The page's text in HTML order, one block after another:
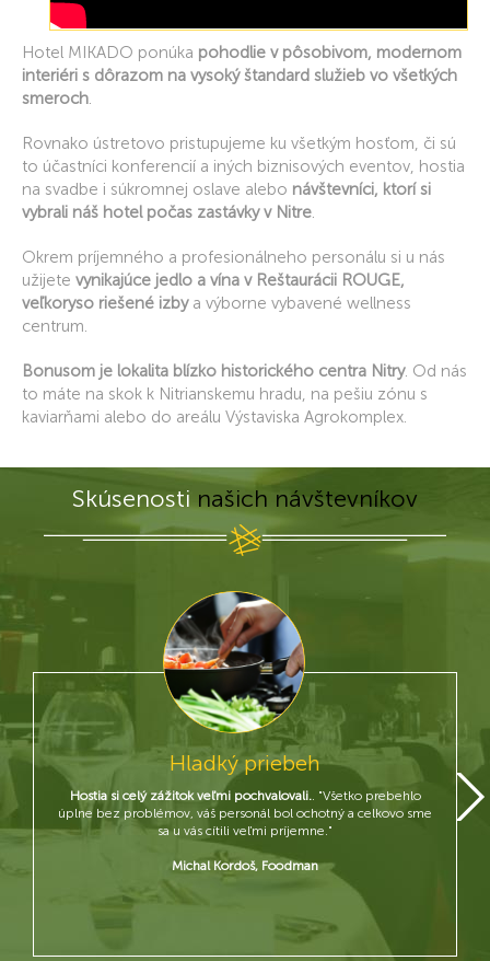
Hotel MIKADO ponúka pohodlie v pôsobivom, modernom
interiéri s dôrazom na vysoký štandard služieb vo všetkých
smeroch.
Rovnako ústretovo pristupujeme ku všetkým hosťom, či sú
to účastníci konferencií a iných biznisových eventov, hostia
na svadbe i súkromnej oslave alebo návštevníci, ktorí si
vybrali náš hotel počas zastávky v Nitre.
Okrem príjemného a profesionálneho personálu si u nás
užijete vynikajúce jedlo a vína v Reštaurácii ROUGE,
veľkoryso riešené izbya výborne vybavené wellness
centrum.
Bonusom je lokalita blízko historického centra Nitry. Od nás
to máte na skok k Nitrianskemu hradu, na pešiu zónu s
kaviarňami alebo do areálu Výstaviska Agrokomplex.
Skúsenosti našich návštevníkov
Hladký priebeh
Hostia si celý zážitok veľmi pochvalovali.. "Všetko prebehlo
úplne bez problémov, váš personál bol ochotný a celkovo sme
sa u vás cítili veľmi príjemne."
Michal Kordoš, Foodman